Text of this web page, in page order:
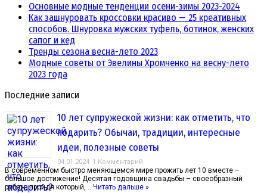
Основные модные тенденции осени-зимы 2023-2024
Как зашнуровать кроссовки красиво — 25 креативных
способов. Шнуровка мужских туфель, ботинок, женских
сапог и кед
Тренды сезона весна-лето 2023
Модные советы от Эвелины Хромченко на весну-лето
2023 года
Последние записи
10 лет супружеской жизни: как отметить, что
подарить? Обычаи, традиции, интересные
идеи, полезные советы
04.01.2024 1 Комментарий
В современном быстро меняющемся мире прожить лет 10 вместе –
большое достижение! Десятая годовщина свадьбы – своеобразный
рубеж, пройдя который, …Читать дальше »